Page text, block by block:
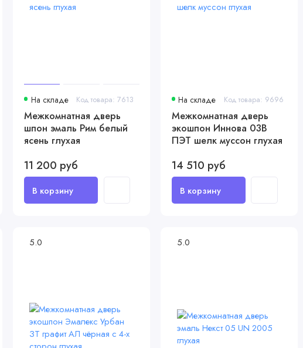
На складе Код товара: 7613
Межкомнатная дверь
шпон эмаль Рим белый
ясень глухая
11 200 руб
На складе Код товара: 9696
Межкомнатная дверь
экошпон Иннова 03В
ПЭТ шелк муссон глухая
14 510 руб
5.0 5.0